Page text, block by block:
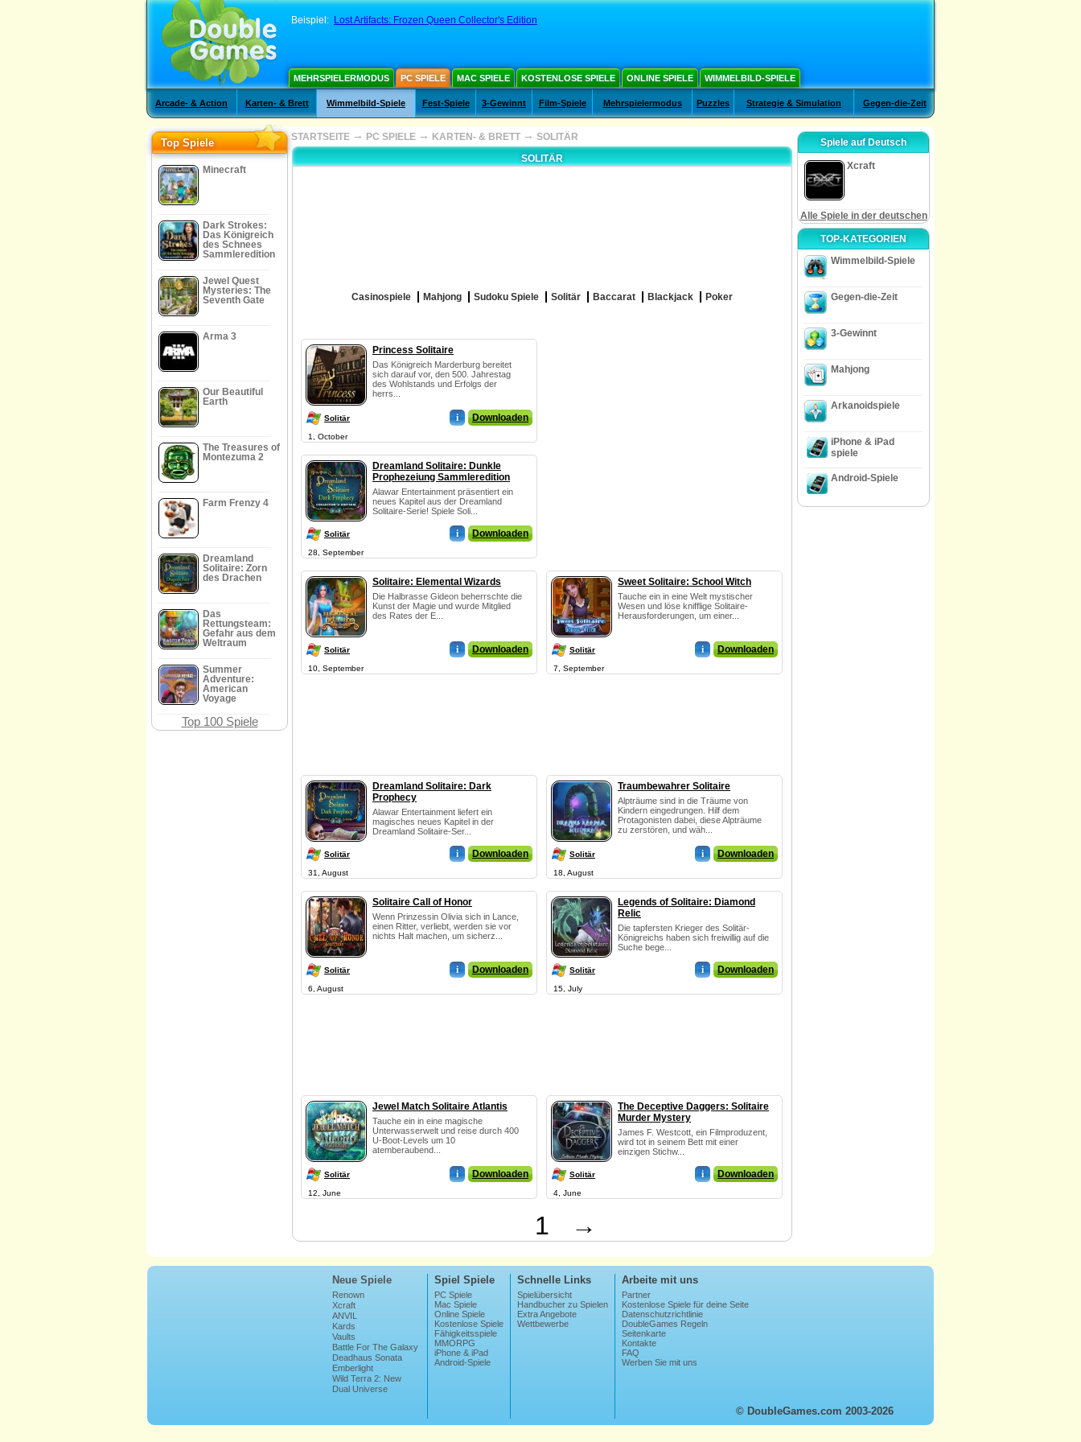
Beispiel: Lost Artifacts: Frozen Queen Collector's Edition
MEHRSPIELERMODUS PC SPIELE MAC SPIELE KOSTENLOSE SPIELE ONLINE SPIELE WIMMELBILD-SPIELE
Arcade- & Action Karten- & Brett Wimmelbild-Spiele Fest-Spiele 3-Gewinnt Film-Spiele Mehrspielermodus Puzzles Strategie & Simulation Gegen-die-Zeit
Top Spiele
Minecraft
Dark Strokes:
Das Königreich
des Schnees
Sammleredition
Jewel Quest
Mysteries: The
Seventh Gate
Arma 3
Our Beautiful
Earth
The Treasures of
Montezuma 2
Farm Frenzy 4
Dreamland
Solitaire: Zorn
des Drachen
Das
Rettungsteam:
Gefahr aus dem
Weltraum
Summer
Adventure:
American
Voyage
Top 100 Spiele
STARTSEITE → PC SPIELE → KARTEN- & BRETT → SOLITÄR
SOLITÄR
Casinospiele Mahjong Sudoku Spiele Solitär Baccarat Blackjack Poker
Princess Solitaire
Das Königreich Marderburg bereitet
sich darauf vor, den 500. Jahrestag
des Wohlstands und Erfolgs der
herrs...
Solitär i Downloaden
1, October
Dreamland Solitaire: Dunkle
Prophezeiung Sammleredition
Alawar Entertainment präsentiert ein
neues Kapitel aus der Dreamland
Solitaire-Serie! Spiele Soli...
Solitär i Downloaden
28, September
Solitaire: Elemental Wizards
Die Halbrasse Gideon beherrschte die
Kunst der Magie und wurde Mitglied
des Rates der E...
Solitär i Downloaden
10, September
Sweet Solitaire: School Witch
Tauche ein in eine Welt mystischer
Wesen und löse knifflige Solitaire-
Herausforderungen, um einer...
Solitär i Downloaden
7, September
Dreamland Solitaire: Dark
Prophecy
Alawar Entertainment liefert ein
magisches neues Kapitel in der
Dreamland Solitaire-Ser...
Solitär i Downloaden
31, August
Traumbewahrer Solitaire
Alpträume sind in die Träume von
Kindern eingedrungen. Hilf dem
Protagonisten dabei, diese Alpträume
zu zerstören, und wäh...
Solitär i Downloaden
18, August
Solitaire Call of Honor
Wenn Prinzessin Olivia sich in Lance,
einen Ritter, verliebt, werden sie vor
nichts Halt machen, um sicherz...
Solitär i Downloaden
6, August
Legends of Solitaire: Diamond
Relic
Die tapfersten Krieger des Solitär-
Königreichs haben sich freiwillig auf die
Suche bege...
Solitär i Downloaden
15, July
Jewel Match Solitaire Atlantis
Tauche ein in eine magische
Unterwasserwelt und reise durch 400
U-Boot-Levels um 10
atemberaubend...
Solitär i Downloaden
12, June
The Deceptive Daggers: Solitaire
Murder Mystery
James F. Westcott, ein Filmproduzent,
wird tot in seinem Bett mit einer
einzigen Stichw...
Solitär i Downloaden
4, June
1 →
Spiele auf Deutsch
Xcraft
Alle Spiele in der deutschen
TOP-KATEGORIEN
Wimmelbild-Spiele
Gegen-die-Zeit
3-Gewinnt
Mahjong
Arkanoidspiele
iPhone & iPad
spiele
Android-Spiele
Neue Spiele
Renown
Xcraft
ANVIL
Kards
Vaults
Battle For The Galaxy
Deadhaus Sonata
Emberlight
Wild Terra 2: New
Lands
Dual Universe
Spiel Spiele
PC Spiele
Mac Spiele
Online Spiele
Kostenlose Spiele
Fähigkeitsspiele
MMORPG
iPhone & iPad
Android-Spiele
Schnelle Links
Spielübersicht
Handbucher zu Spielen
Extra Angebote
Wettbewerbe
Arbeite mit uns
Partner
Kostenlose Spiele für deine Seite
Datenschutzrichtlinie
DoubleGames Regeln
Seitenkarte
Kontakte
FAQ
Werben Sie mit uns
© DoubleGames.com 2003-2026